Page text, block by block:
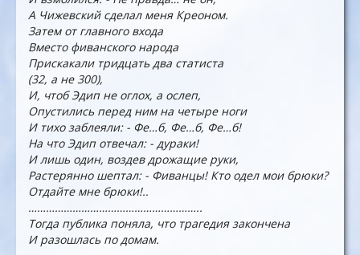
А Чижевский сделал меня Креоном.
Затем от главного входа
Вместо фиванского народа
Прискакали тридцать два статиста
(32, а не 300),
И, чтоб Эдип не оглох, а ослеп,
Опустились перед ним на четыре ноги
И тихо заблеяли: - Фе…б, Фе…б, Фе…б!
На что Эдип отвечал: - дураки!
И лишь один, воздев дрожащие руки,
Растерянно шептал: - Фиванцы! Кто одел мои брюки?
Отдайте мне брюки!..
…………………………………………………..
Тогда публика поняла, что трагедия закончена
И разошлась по домам.